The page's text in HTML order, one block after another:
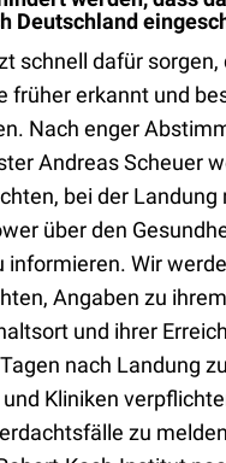
Deutschland
schnell dafür sorgen,
früher erkannt und
Nach enger
Andreas Scheuer
bei der Landung
über den
informieren. Wir
Angaben zu
und ihrer
nach Landung
Kliniken
zu